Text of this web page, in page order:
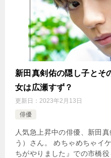
新田真剣佑の隠し子とそ
女は広瀬すず？
更新日： 2023年2月13日
俳優
人気急上昇中の俳優、新田
う）さん。 めちゃめちゃイ
ちがやりました』での市橋